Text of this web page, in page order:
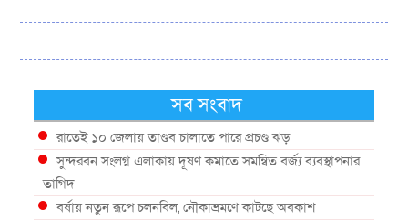
সব সংবাদ
রাতেই ১০ জেলায় তাণ্ডব চালাতে পারে প্রচণ্ড ঝড়
সুন্দরবন সংলগ্ন এলাকায় দূষণ কমাতে সমন্বিত বর্জ্য ব্যবস্থাপনার
তাগিদ
বর্ষায় নতুন রূপে চলনবিল, নৌকাভ্রমণে কাটছে অবকাশ